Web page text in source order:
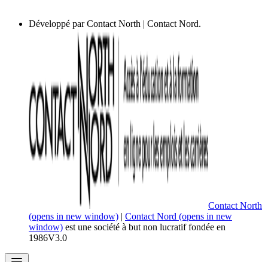
Développé par Contact North | Contact Nord.
Contact North
(opens in new window) | Contact Nord (opens in new
window) est une société à but non lucratif fondée en
1986V3.0